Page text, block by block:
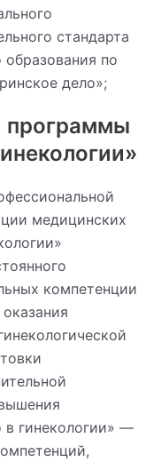
стандарта
образования по
дело»;
программы
медицинских
компетенции
в гинекологии» —